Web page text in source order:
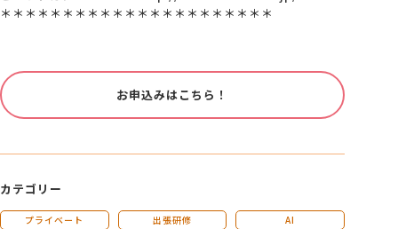
＊＊＊＊＊＊＊＊＊＊＊＊＊＊＊＊＊＊＊＊＊＊
お申込みはこちら！
カテゴリー
プライベート 出張研修 AI